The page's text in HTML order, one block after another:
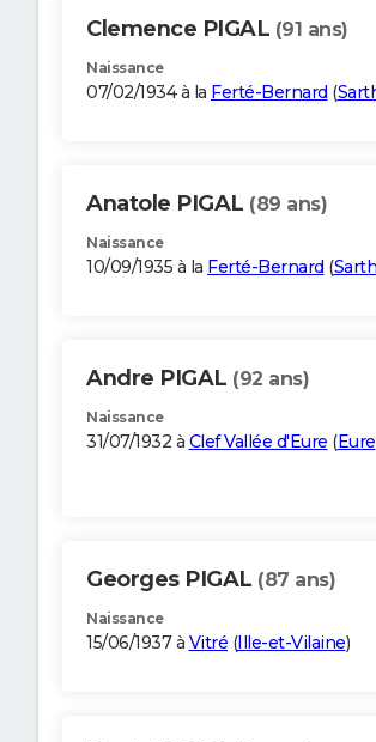
Clemence PIGAL (91 ans)
Naissance
07/02/1934 à la Ferté-Bernard (
Anatole PIGAL (89 ans)
Naissance
10/09/1935 à la Ferté-Bernard (
Andre PIGAL (92 ans)
Naissance
31/07/1932 à Clef Vallée d'Eure (Eure
Georges PIGAL (87 ans)
Naissance
15/06/1937 à Vitré (Ille-et-Vilaine)